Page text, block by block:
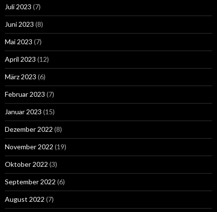
Juli 2023 (7)
Juni 2023 (8)
Mai 2023 (7)
April 2023 (12)
März 2023 (6)
Februar 2023 (7)
Januar 2023 (15)
Dezember 2022 (8)
November 2022 (19)
Oktober 2022 (3)
September 2022 (6)
August 2022 (7)